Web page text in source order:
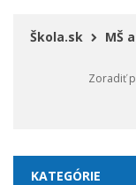
Škola.sk MŠ
Zoradiť
KATEGÓRIE